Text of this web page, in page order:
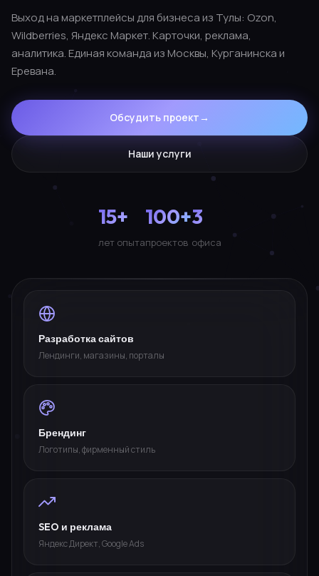
Выход на маркетплейсы для бизнеса из Тулы: Ozon,
Wildberries, Яндекс Маркет. Карточки, реклама,
аналитика. Единая команда из Москвы, Курганинска и
Еревана.
Обсудить проект →
Наши услуги
15+
лет опыта
100+
проектов
3
офиса
Разработка сайтов
Лендинги, магазины, порталы
Брендинг
Логотипы, фирменный стиль
SEO и реклама
Яндекс Директ, Google Ads